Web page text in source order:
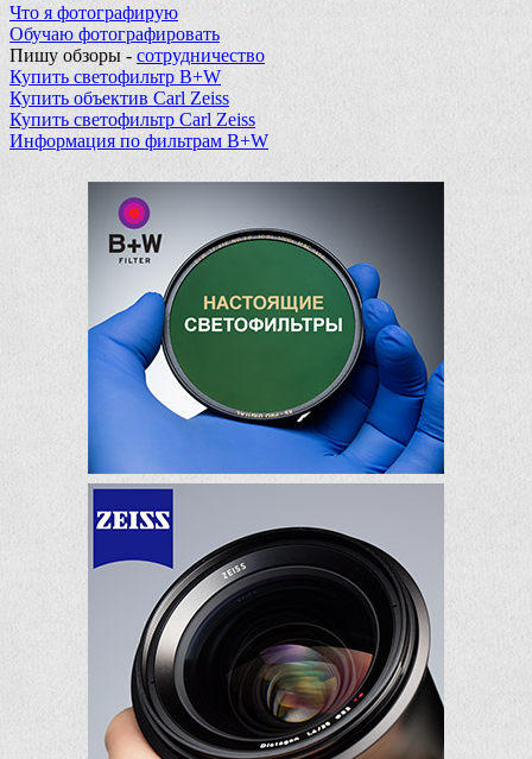
Что я фотографирую
Обучаю фотографировать
Пишу обзоры - сотрудничество
Купить светофильтр B+W
Купить объектив Carl Zeiss
Купить светофильтр Carl Zeiss
Информация по фильтрам B+W